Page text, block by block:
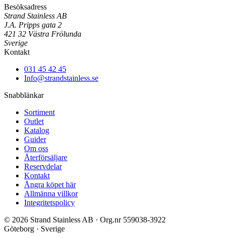
Besöksadress
Strand Stainless AB
J.A. Pripps gata 2
421 32 Västra Frölunda
Sverige
Kontakt
031 45 42 45
Info@strandstainless.se
Snabblänkar
Sortiment
Outlet
Katalog
Guider
Om oss
Återförsäljare
Reservdelar
Kontakt
Ångra köpet här
Allmänna villkor
Integritetspolicy
© 2026 Strand Stainless AB · Org.nr 559038-3922
Göteborg · Sverige